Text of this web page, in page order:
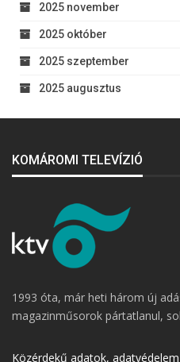
2025 november
2025 október
2025 szeptember
2025 augusztus
KOMÁROMI TELEVÍZIÓ
1993 óta, már heti három új
magazinműsorok pártatlanul,
Közérdekű adatok, adatvédelem